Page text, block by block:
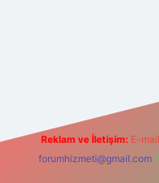
Reklam ve İletişim: E-
forumhizmeti@gmail.com